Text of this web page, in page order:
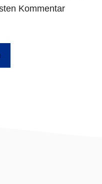
Kommentar